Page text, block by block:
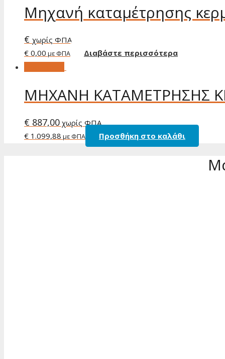
Μηχανή καταμέτρησης
€ χωρίς ΦΠΑ
€ 0,00 με ΦΠΑ
Διαβάστε περισσότερα
ΜΗΧΑΝΗ ΚΑΤΑΜΕΤΡΗΣΗΣ
€ 887,00 χωρίς ΦΠΑ
€ 1.099,88 με ΦΠΑ Προσθήκη στο καλάθι